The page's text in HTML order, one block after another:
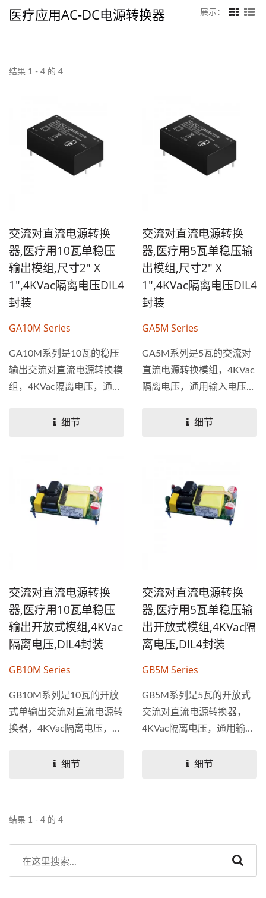
医疗应用AC-DC电源转换器 展示：
结果 1 - 4 的 4
交流对直流电源转换
器,医疗用10瓦单稳压
输出模组,尺寸2" X
1",4KVac隔离电压DIL4
封装
GA10M Series
GA10M系列是10瓦的稳压
输出交流对直流电源转换模
组，4KVac隔离电压，通用
载功耗<0.1W，具备短路、
细节
交流对直流电源转换
器,医疗用5瓦单稳压输
出模组,尺寸2" X
1",4KVac隔离电压DIL4
封装
GA5M Series
GA5M系列是5瓦的交流对
直流电源转换模组，4KVac
隔离电压，通用输入电压
<0.1W，具备短路、过载、
细节
交流对直流电源转换
器,医疗用10瓦单稳压
输出开放式模组,4KVac
隔离电压,DIL4封装
GB10M Series
GB10M系列是10瓦的开放
式单输出交流对直流电源转
换器，4KVac隔离电压，通
空载功耗<0.1W，具备短
细节
交流对直流电源转换
器,医疗用5瓦单稳压输
出开放式模组,4KVac隔
离电压,DIL4封装
GB5M Series
GB5M系列是5瓦的开放式
交流对直流电源转换器，
4KVac隔离电压，通用输入
耗<0.1W，具备短路、过
细节
结果 1 - 4 的 4